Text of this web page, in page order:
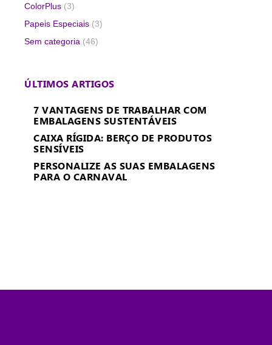
ColorPlus (3)
Papeis Especiais (3)
Sem categoria (46)
ÚLTIMOS ARTIGOS
7 VANTAGENS DE TRABALHAR COM
EMBALAGENS SUSTENTÁVEIS
CAIXA RÍGIDA: BERÇO DE PRODUTOS
SENSÍVEIS
PERSONALIZE AS SUAS EMBALAGENS
PARA O CARNAVAL